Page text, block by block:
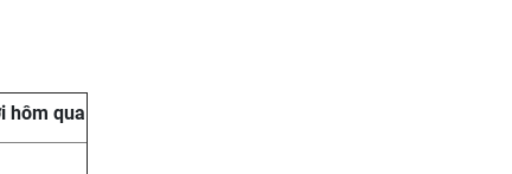
hôm qua